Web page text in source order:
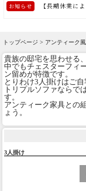
トップページ > アンティーク
貴族の邸宅を思わせる
中でもチェスターフィ
ン留めが特徴です。
とりわけ3人掛けはご
トリプルソファならで
す。
アンティーク家具との
ょう。
3人掛け